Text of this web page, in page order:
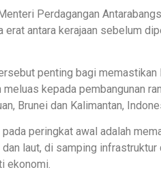
Perdagangan
antara kerajaan sebelum
penting bagi
kepada pembangunan
Brunei dan Kalimantan,
pada peringkat awal adalah
dan laut, di samping
ekonomi.